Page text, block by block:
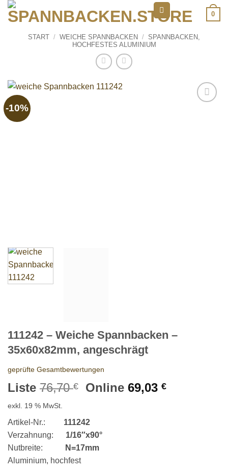
Zum
Inhalt
0
START / WEICHE SPANNBACKEN / SPANNBACKEN,
HOCHFESTES ALUMINIUM
-10%
111242 – Weiche Spannbacken –
35x60x82mm, angeschrägt
geprüfte Gesamtbewertungen
Liste 76,70€
Ursprünglicher
76,70 €
Online 69,03€Aktueller
exkl. 19 % MwSt.
Artikel-Nr.: 111242
Verzahnung: 1/16″x90°
Nutbreite:
N=17mm
Aluminium, hochfest